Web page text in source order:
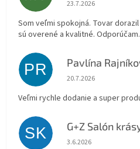
23.7.2026
Som veľmi spokojná. Tovar
sú overené a kvalitné. Odporúčam.
PR Pavlína
Hodnotenie obchodu
20.7.2026
Veľmi rychle dodanie a super
SK G+Z Salón
Hodnotenie obchodu
3.6.2026